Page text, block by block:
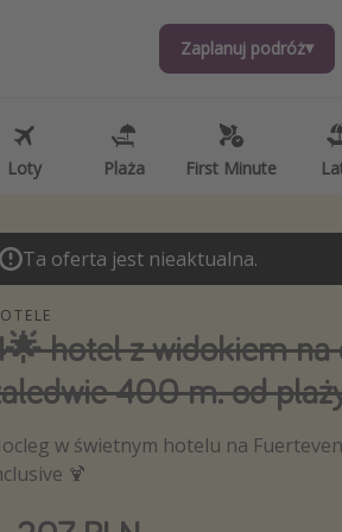
Zaplanuj podróż
Loty Plaża First Minute
ciekawostki, porady podróżnicze
aplikacje podróżnicze
Ta oferta jest nieaktualna.
hotel z widokiem na
400 m. od
w świetnym hotelu na
🍹